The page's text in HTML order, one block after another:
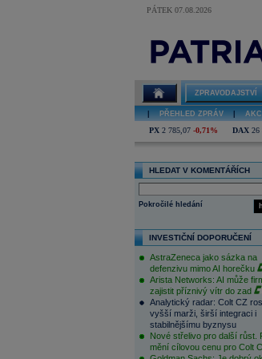
PÁTEK 07.08.2026
ZPRAVODAJSTVÍ
PŘEHLED ZPRÁV
PX 2 785,07 -0,71% DAX 26
HLEDAT V KOMENTÁŘÍCH
Pokročilé hledání
INVESTIČNÍ DOPORUČENÍ
AstraZeneca jako sázka na
defenzivu mimo AI horečku
Arista Networks: AI může
zajistit příznivý vítr do zad
Analytický radar: Colt CZ
vyšší marži, širší integraci i
stabilnějšímu byznysu
Nové střelivo pro další růst.
mění cílovou cenu pro Colt